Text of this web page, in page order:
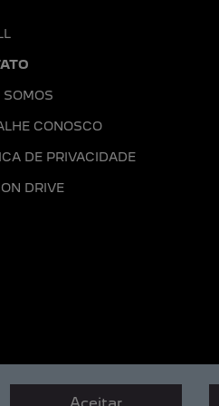
SOMOS
CONOSCO
DE PRIVACIDADE
DRIVE